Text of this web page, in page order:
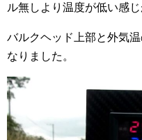
ル無しより温度が低い感じ
バルクヘッド上部と外気
なりました。